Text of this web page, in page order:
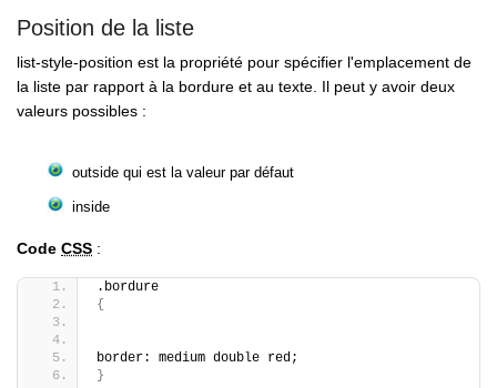
Position de la liste
list-style-position est la propriété pour spécifier l'emplacement de
la liste par rapport à la bordure et au texte. Il peut y avoir deux
valeurs possibles :
outside qui est la valeur par défaut
inside
Code CSS :
.bordure
{
border: medium double red;
}